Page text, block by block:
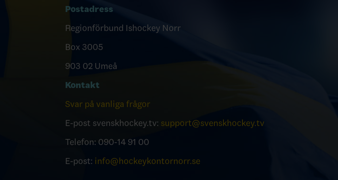
Postadress
Regionförbund Ishockey Norr
Box 3005
903 02 Umeå
Kontakt
Svar på vanliga frågor
E-post svenskhockey.tv: support@svenskhockey.tv
Telefon: 090-14 91 00
E-post: info@hockeykontornorr.se